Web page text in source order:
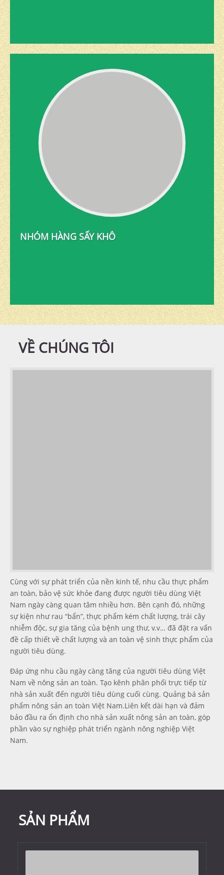
NHÓM HÀNG SẤY KHÔ
VỀ CHÚNG TÔI
Cùng với sự phát triển của nền kinh tế, nhu cầu thực phẩm
an toàn, bảo vệ sức khỏe đang được người tiêu dùng Việt
Nam ngày càng quan tâm nhiều hơn. Bên cạnh đó, những
sự kiện như rau “bẩn”, thực phẩm kém chất lượng, trái cây
nhiễm độc, sự gia tăng của bệnh ung thư, v.v… đã đặt ra vấn
đề cấp thiết về chất lượng và an toàn vệ sinh thực phẩm của
người tiêu dùng.
Đáp ứng nhu cầu ngày càng tăng của người tiêu dùng Việt
Nam về nông sản an toàn. Tạo kênh phân phối trực tiếp từ
nhà sản xuất đến người tiêu dùng cuối cùng. Quảng bá sản
phẩm nông sản an toàn Việt Nam.Liên kết dài hạn và đảm
bảo đầu ra ổn định cho nhà sản xuất nông sản an toàn, góp
phần vào sự nghiệp phát triển ngành nông nghiệp Việt
Nam.
SẢN PHẨM